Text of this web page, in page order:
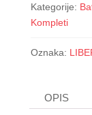
Kategorije:
Kompleti
Oznaka:
OPIS